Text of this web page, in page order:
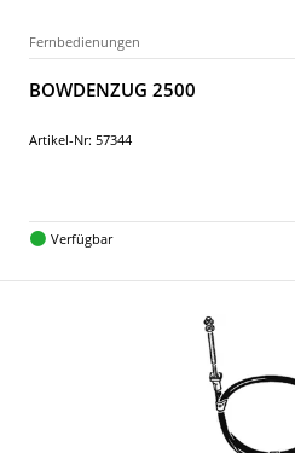
Fernbedienungen
BOWDENZUG 2500
Artikel-Nr: 57344
Verfügbar